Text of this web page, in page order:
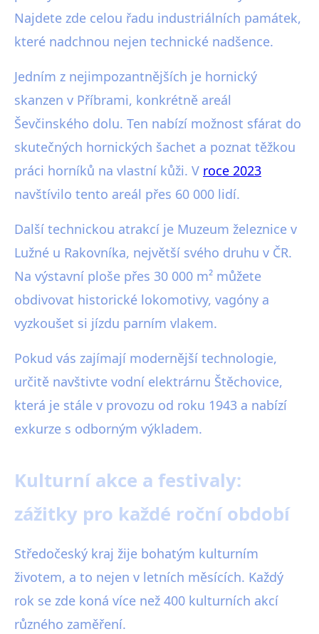
Najdete zde celou řadu industriálních památek,
které nadchnou nejen technické nadšence.
Jedním z nejimpozantnějších je hornický
skanzen v Příbrami, konkrétně areál
Ševčinského dolu. Ten nabízí možnost sfárat do
skutečných hornických šachet a poznat těžkou
práci horníků na vlastní kůži. V roce 2023
navštívilo tento areál přes 60 000 lidí.
Další technickou atrakcí je Muzeum železnice v
Lužné u Rakovníka, největší svého druhu v ČR.
Na výstavní ploše přes 30 000 m² můžete
obdivovat historické lokomotivy, vagóny a
vyzkoušet si jízdu parním vlakem.
Pokud vás zajímají modernější technologie,
určitě navštivte vodní elektrárnu Štěchovice,
která je stále v provozu od roku 1943 a nabízí
exkurze s odborným výkladem.
Kulturní akce a festivaly:
zážitky pro každé roční období
Středočeský kraj žije bohatým kulturním
životem, a to nejen v letních měsících. Každý
rok se zde koná více než 400 kulturních akcí
různého zaměření.